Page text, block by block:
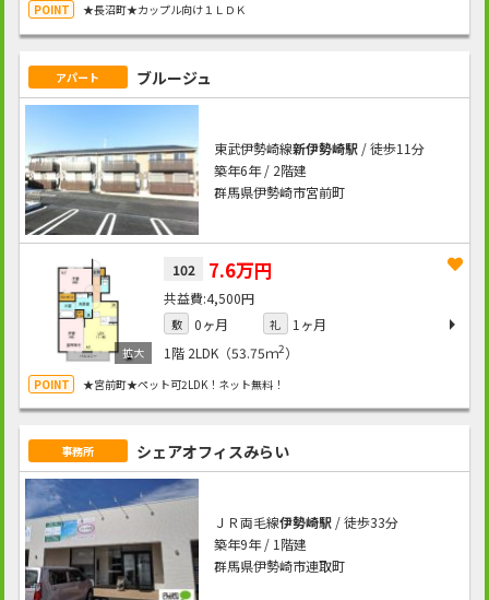
★長沼町★カップル向け１ＬＤＫ
アパート ブルージュ
東武伊勢崎線新伊勢崎駅/ 徒歩11分
築年6年 / 2階建
群馬県伊勢崎市宮前町
102 7.6万円
4,500円
敷 0ヶ月 礼
1ヶ月
1階 2LDK（53.75ｍ2）
★宮前町★ペット可2LDK！ネット無料！
事務所 シェアオフィスみらい
ＪＲ両毛線伊勢崎駅/ 徒歩33分
築年9年 / 1階建
群馬県伊勢崎市連取町